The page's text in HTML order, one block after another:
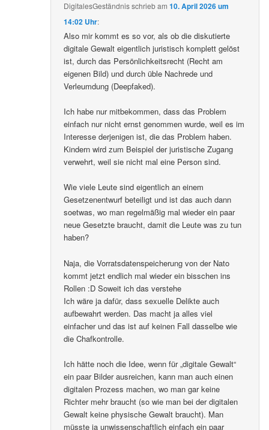
DigitalesGeständnisschriebam10. April 2026 um
14:02 Uhr:
Also mir kommt es so vor, als ob die diskutierte
digitale Gewalt eigentlich juristisch komplett gelöst
ist, durch das Persönlichkeitsrecht (Recht am
eigenen Bild) und durch üble Nachrede und
Verleumdung (Deepfaked).
Ich habe nur mitbekommen, dass das Problem
einfach nur nicht ernst genommen wurde, weil es im
Interesse derjenigen ist, die das Problem haben.
Kindern wird zum Beispiel der juristische Zugang
verwehrt, weil sie nicht mal eine Person sind.
Wie viele Leute sind eigentlich an einem
Gesetzenentwurf beteiligt und ist das auch dann
soetwas, wo man regelmäßig mal wieder ein paar
neue Gesetzte braucht, damit die Leute was zu tun
haben?
Naja, die Vorratsdatenspeicherung von der Nato
kommt jetzt endlich mal wieder ein bisschen ins
Rollen :D Soweit ich das verstehe
Ich wäre ja dafür, dass sexuelle Delikte auch
aufbewahrt werden. Das macht ja alles viel
einfacher und das ist auf keinen Fall dasselbe wie
die Chafkontrolle.
Ich hätte noch die Idee, wenn für „digitale Gewalt“
ein paar Bilder ausreichen, kann man auch einen
digitalen Prozess machen, wo man gar keine
Richter mehr braucht (so wie man bei der digitalen
Gewalt keine physische Gewalt braucht). Man
müsste ja unwissenschaftlich einfach ein paar